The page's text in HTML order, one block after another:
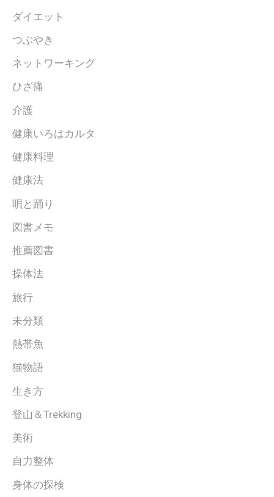
ダイエット
つぶやき
ネットワーキング
ひざ痛
介護
健康いろはカルタ
健康料理
健康法
唄と踊り
図書メモ
推薦図書
操体法
旅行
未分類
熱帯魚
猫物語
生き方
登山＆Trekking
美術
自力整体
身体の探検